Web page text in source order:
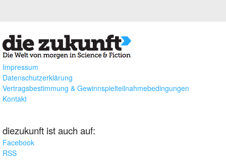
Impressum
Datenschutzerklärung
Vertragsbestimmung & Gewinnspielteilnahmebedingungen
Kontakt
diezukunft ist auch auf:
Facebook
RSS